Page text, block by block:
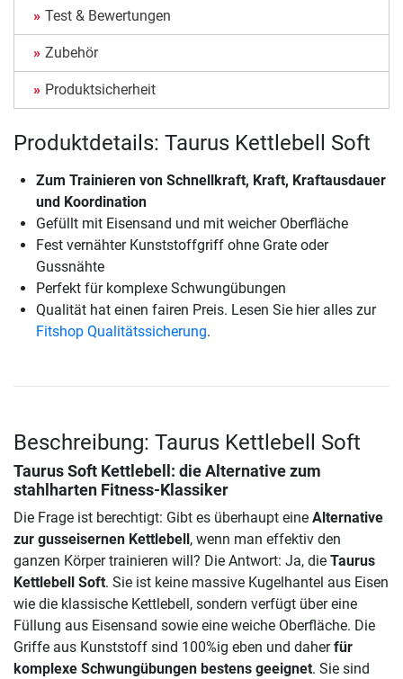
Test & Bewertungen
Zubehör
Produktsicherheit
Produktdetails: Taurus Kettlebell Soft
Zum Trainieren von Schnellkraft, Kraft, Kraftausdauer
und Koordination
Gefüllt mit Eisensand und mit weicher Oberfläche
Fest vernähter Kunststoffgriff ohne Grate oder
Gussnähte
Perfekt für komplexe Schwungübungen
Qualität hat einen fairen Preis. Lesen Sie hier alles zur
Fitshop Qualitätssicherung.
Beschreibung: Taurus Kettlebell Soft
Taurus Soft Kettlebell: die Alternative zum
stahlharten Fitness-Klassiker
Die Frage ist berechtigt: Gibt es überhaupt eine Alternative
zur gusseisernen Kettlebell , wenn man effektiv den
ganzen Körper trainieren will? Die Antwort: Ja, die Taurus
Kettlebell Soft. Sie ist keine massive Kugelhantel aus Eisen
wie die klassische Kettlebell, sondern verfügt über eine
Füllung aus Eisensand sowie eine weiche Oberfläche. Die
Griffe aus Kunststoff sind 100%ig eben und daherfür
komplexe Schwungübungen bestens geeignet. Sie sind